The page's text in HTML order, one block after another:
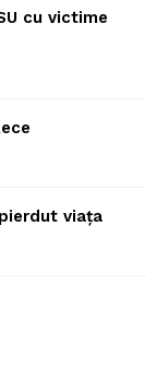
cu victime
viața